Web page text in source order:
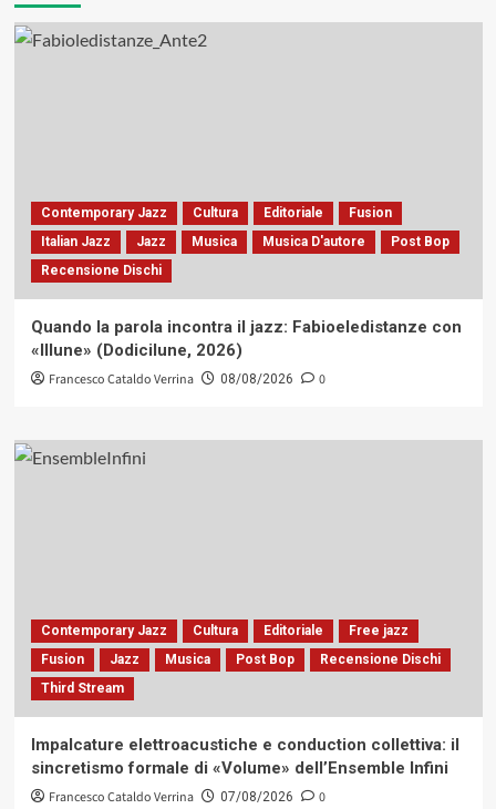
Contemporary Jazz Cultura Editoriale
Fusion
Italian Jazz
Jazz Musica Musica D'autore
Post Bop
Recensione Dischi
Quando la parola incontra il jazz: Fabioeledistanze con
«Illune» (Dodicilune, 2026)
Francesco Cataldo Verrina 08/08/2026 0
Contemporary Jazz Cultura Editoriale
Free jazz
Fusion
Jazz Musica Post Bop
Recensione Dischi
Third Stream
Impalcature elettroacustiche e conduction collettiva: il
sincretismo formale di «Volume» dell’Ensemble Infini
Francesco Cataldo Verrina 07/08/2026 0